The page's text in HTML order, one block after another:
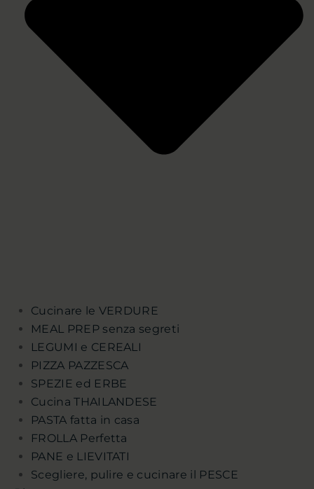
Cucinare le VERDURE
MEAL PREP senza segreti
LEGUMI e CEREALI
PIZZA PAZZESCA
SPEZIE ed ERBE
Cucina THAILANDESE
PASTA fatta in casa
FROLLA Perfetta
PANE e LIEVITATI
Scegliere, pulire e cucinare il PESCE